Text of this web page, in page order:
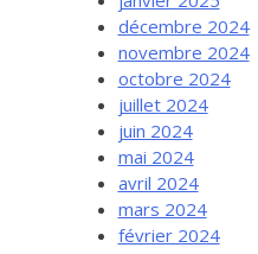
décembre 2024
novembre 2024
octobre 2024
juillet 2024
juin 2024
mai 2024
avril 2024
mars 2024
février 2024